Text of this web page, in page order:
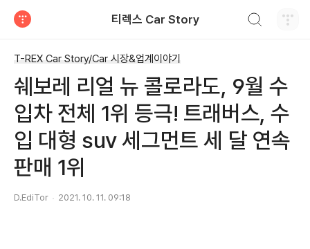
티렉스 Car Story
T-REX Car Story/Car 시장&업계이야기
쉐보레 리얼 뉴 콜로라도, 9월 수
입차 전체 1위 등극! 트래버스, 수
입 대형 suv 세그먼트 세 달 연속
판매 1위
D.EdiTor 2021. 10. 11. 09:18